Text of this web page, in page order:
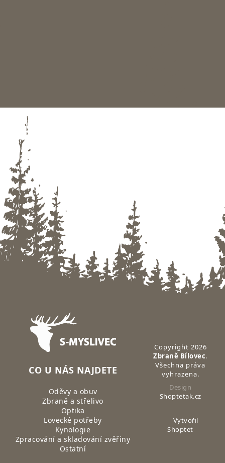
Zápatí
CO U NÁS NAJDETE
Oděvy a obuv
Zbraně a střelivo
Optika
Lovecké potřeby
Kynologie
Zpracování a skladování zvěřiny
Ostatní
Copyright 2026
Zbraně Bílovec.
Všechna práva
vyhrazena.
Design
Shoptetak.cz
Vytvořil
Shoptet